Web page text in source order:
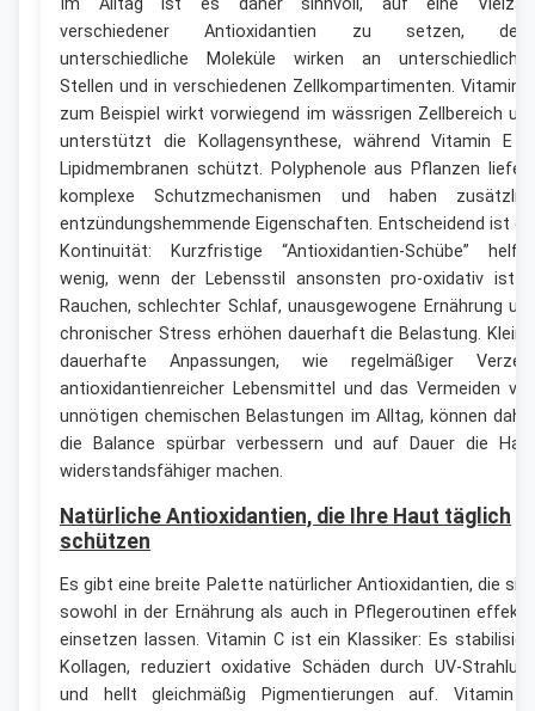
verschiedener Antioxidantien zu setzen,
unterschiedliche Moleküle wirken an
Stellen und in verschiedenen Zellkompartimenten. Vitamin
zum Beispiel wirkt vorwiegend im wässrigen Zellbereich
unterstützt die Kollagensynthese, während Vitamin E
Lipidmembranen schützt. Polyphenole aus Pflanzen
komplexe Schutzmechanismen und haben
entzündungshemmende Eigenschaften. Entscheidend ist
Kontinuität: Kurzfristige “Antioxidantien-Schübe”
wenig, wenn der Lebensstil ansonsten pro-oxidativ ist
Rauchen, schlechter Schlaf, unausgewogene Ernährung
chronischer Stress erhöhen dauerhaft die Belastung.
dauerhafte Anpassungen, wie regelmäßiger
antioxidantienreicher Lebensmittel und das Vermeiden
unnötigen chemischen Belastungen im Alltag, können
die Balance spürbar verbessern und auf Dauer die
widerstandsfähiger machen.
Natürliche Antioxidantien, die Ihre Haut täglich
schützen
Es gibt eine breite Palette natürlicher Antioxidantien, die
sowohl in der Ernährung als auch in Pflegeroutinen
einsetzen lassen. Vitamin C ist ein Klassiker: Es
Kollagen, reduziert oxidative Schäden durch UV-
und hellt gleichmäßig Pigmentierungen auf. Vitamin